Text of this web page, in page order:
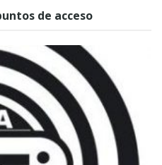
de acceso